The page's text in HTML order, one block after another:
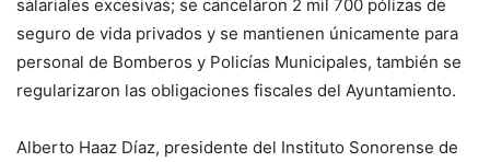
salariales excesivas; se cancelaron 2 mil 700 pólizas de
seguro de vida privados y se mantienen únicamente para
personal de Bomberos y Policías Municipales, también se
regularizaron las obligaciones fiscales del Ayuntamiento.
Alberto Haaz Díaz, presidente del Instituto Sonorense de